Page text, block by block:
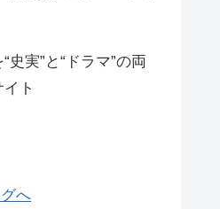
史実”と“ドラマ”の両
ト
へ